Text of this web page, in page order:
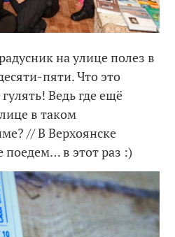
на улице полез в
пяти. Что это
Ведь где ещё
в таком
// В Верхоянске
в этот раз :)